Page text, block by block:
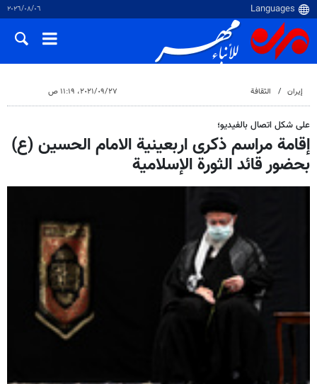
٠٦‏/٠٨‏/٢٠٢٦
إيران الثقافة ٢٧‏/٠٩‏/٢٠٢١، ١١:١٩ ص
على شكل اتصال بالفيديو؛
إقامة مراسم ذكرى اربعينية الامام الحسين (ع)
بحضور قائد الثورة الإسلامية